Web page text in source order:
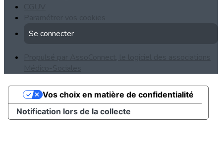
Se connecter
Notification lors de la collecte
Vos choix en matière de confidentialité